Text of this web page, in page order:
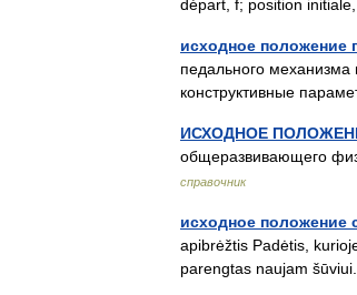
départ, f; position
исходное положение
педального
конструктивные
ИСХОДНОЕ
общеразвивающего
справочник
исходное положение
apibrėžtis Padėtis,
parengtas naujam